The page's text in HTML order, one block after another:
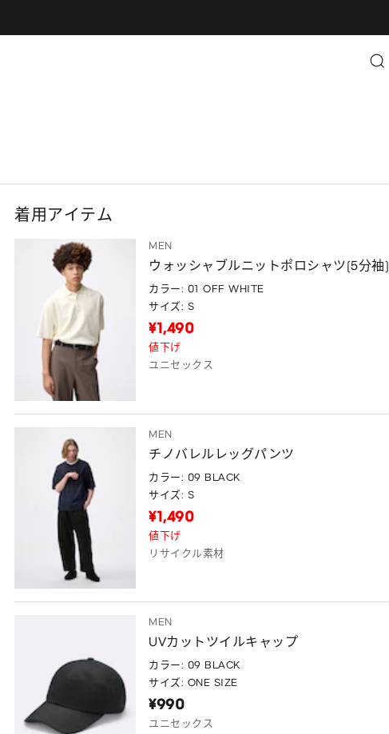
着用アイテム
MEN
ウォッシャブルニットポロシャツ(5分袖)
カラー: 01 OFF WHITE
サイズ: S
¥1,490
値下げ
ユニセックス
MEN
チノバレルレッグパンツ
カラー: 09 BLACK
サイズ: S
¥1,490
値下げ
リサイクル素材
MEN
UVカットツイルキャップ
カラー: 09 BLACK
サイズ: ONE SIZE
¥990
ユニセックス